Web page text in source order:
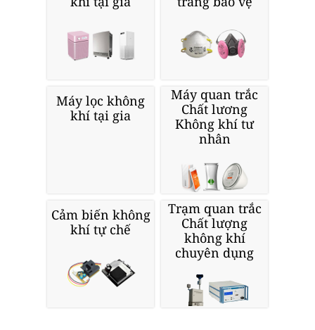
Máy lọc không
khí tại gia
Máy quan trắc
Chất lương
Không khí tư
nhân
Cảm biến không
khí tự chế
Trạm quan trắc
Chất lượng
không khí
chuyên dụng